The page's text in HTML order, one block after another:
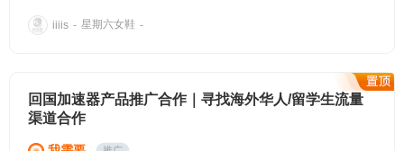
iiiis - 星期六女鞋 -
回国加速器产品推广合作｜寻找海外华人/留学生流量
渠道合作